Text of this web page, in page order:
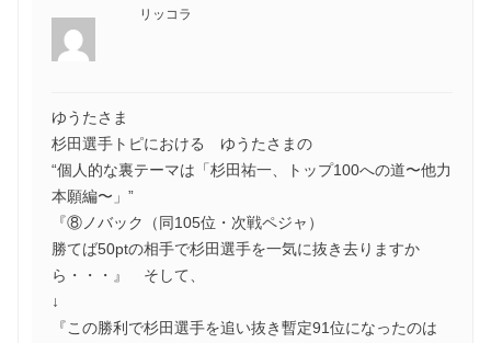
リッコラ
ゆうたさま
杉田選手トピにおける ゆうたさまの
“個人的な裏テーマは「杉田祐一、トップ100への道〜他力
本願編〜」”
『⑧ノバック（同105位・次戦ペジャ）
勝てば50ptの相手で杉田選手を一気に抜き去りますか
ら・・・』 そして、
↓
『この勝利で杉田選手を追い抜き暫定91位になったのは